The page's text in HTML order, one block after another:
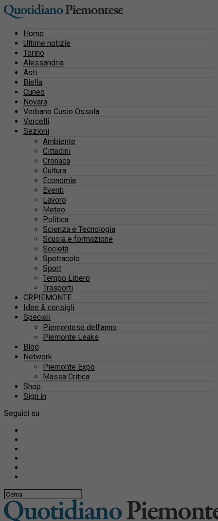
Home
Ultime notizie
Torino
Alessandria
Asti
Biella
Cuneo
Novara
Verbano Cusio Ossola
Vercelli
Sezioni
Ambiente
Cittadini
Cronaca
Cultura
Economia
Eventi
Lavoro
Meteo
Politica
Scienza e Tecnologia
Scuola e formazione
Società
Spettacolo
Sport
Tempo Libero
Trasporti
CRPIEMONTE
Idee & consigli
Speciali
Piemontese dell’anno
Piemonte Leaks
Blog
Network
Piemonte Expo
Massa Critica
Shop
Sign in
Seguici su